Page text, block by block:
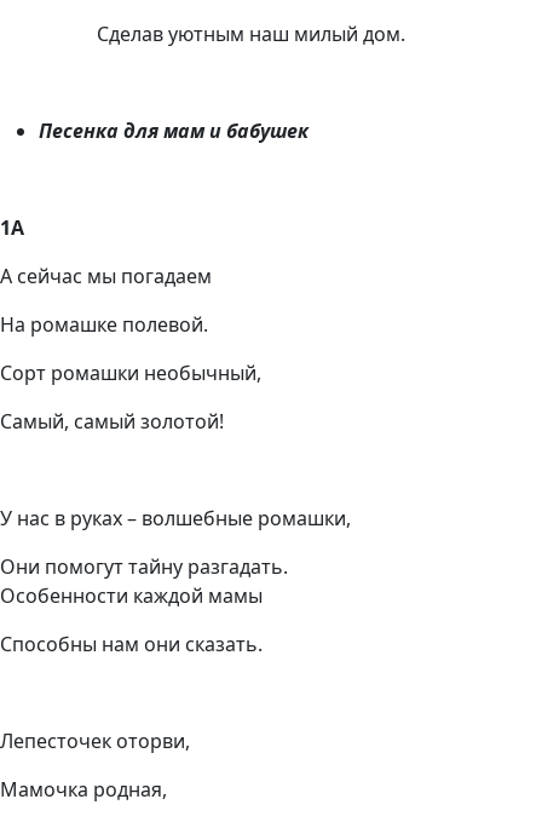
Сделав уютным наш милый дом.
Песенка для мам и бабушек
1А
А сейчас мы погадаем
На ромашке полевой.
Сорт ромашки необычный,
Самый, самый золотой!
У нас в руках – волшебные ромашки,
Они помогут тайну разгадать.
Особенности каждой мамы
Способны нам они сказать.
Лепесточек оторви,
Мамочка родная,